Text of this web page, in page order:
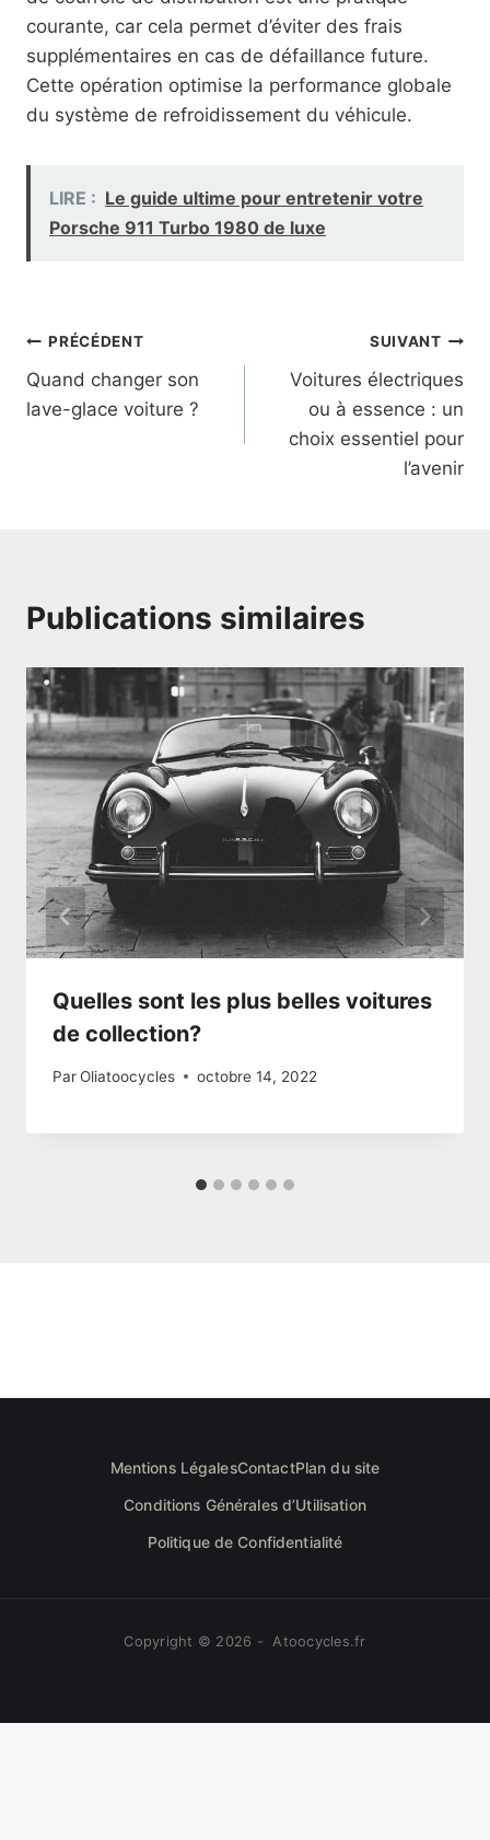
courante, car cela permet d’éviter des frais
supplémentaires en cas de défaillance future.
Cette opération optimise la performance globale
du système de refroidissement du véhicule.
LIRE : Le guide ultime pour entretenir votre
Porsche 911 Turbo 1980 de luxe
Navigation
de
PRÉCÉDENT
Quand changer son
lave-glace voiture ?
SUIVANT
Voitures électriques
ou à essence : un
choix essentiel pour
l’avenir
Publications similaires
Quelles sont les plus belles voitures
de collection?
ParOliatoocycles octobre 14, 2022
Mentions LégalesContactPlan du site
Conditions Générales d’Utilisation
Politique de Confidentialité
Copyright © 2026 - Atoocycles.fr